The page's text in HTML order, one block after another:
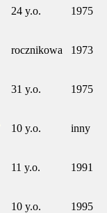
24 y.o. 1975
rocznikowa 1973
31 y.o. 1975
10 y.o. inny
11 y.o. 1991
10 y.o. 1995